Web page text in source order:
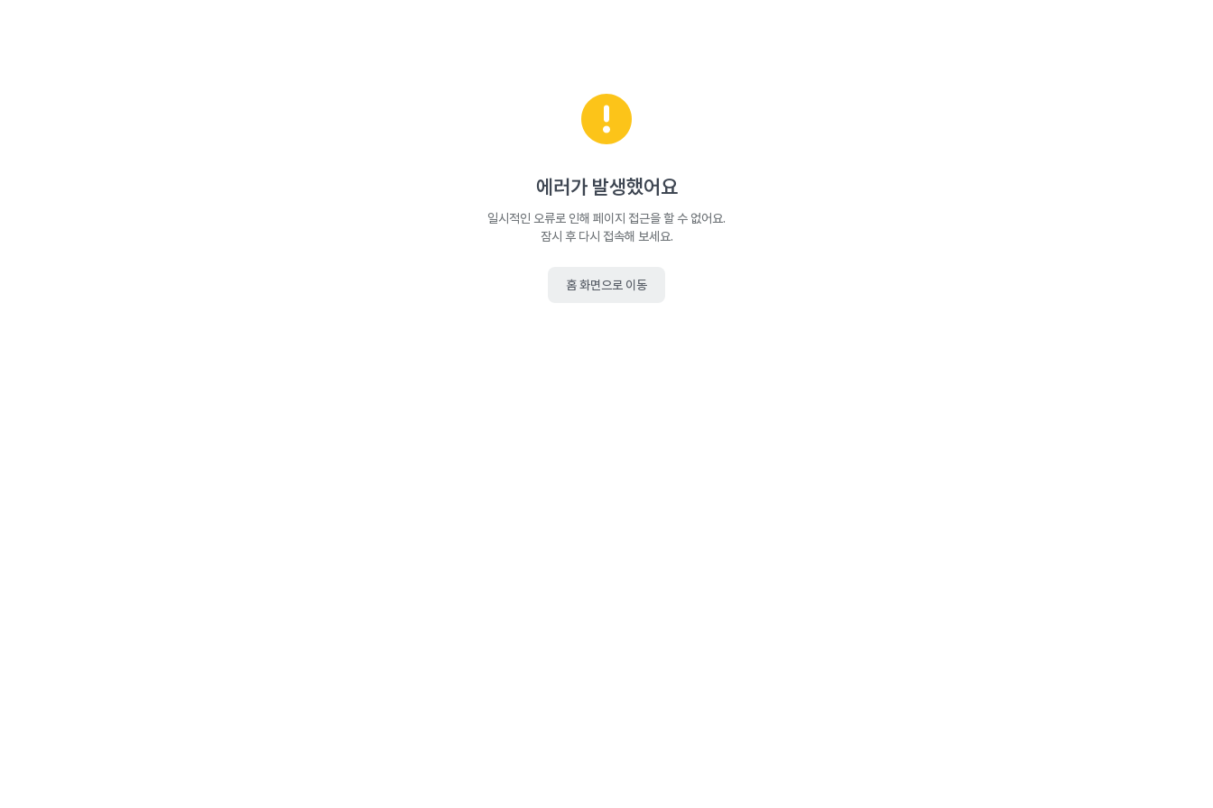
에러가 발생했어요
일시적인 오류로 인해 페이지 접근을 할 수 없어요.
잠시 후 다시 접속해 보세요.
홈 화면으로 이동